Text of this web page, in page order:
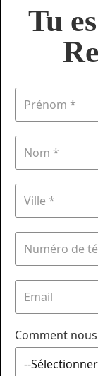
Tu
Comment